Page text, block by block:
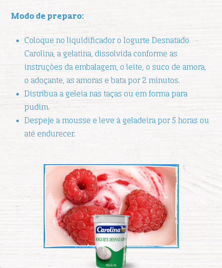
Modo de preparo:
Coloque no liquidificador o Iogurte Desnatado
Carolina, a gelatina, dissolvida conforme as
instruções da embalagem, o leite, o suco de amora,
o adoçante, as amoras e bata por 2 minutos.
Distribua a geleia nas taças ou em forma para
pudim.
Despeje a mousse e leve à geladeira por 5 horas ou
até endurecer.